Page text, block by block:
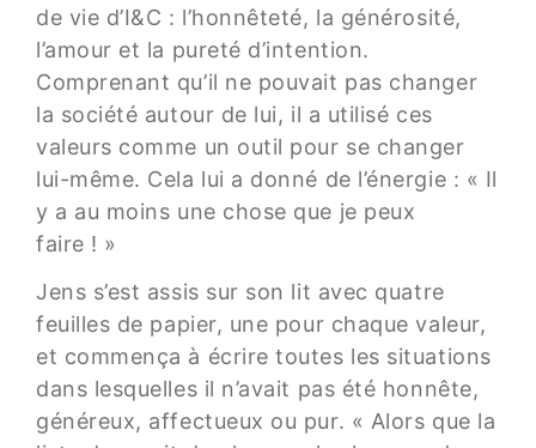
de vie d’I&C : l’honnêteté, la générosité,
l’amour et la pureté d’intention.
Comprenant qu’il ne pouvait pas changer
la société autour de lui, il a utilisé ces
valeurs comme un outil pour se changer
lui-même. Cela lui a donné de l’énergie : « Il
y a au moins une chose que je peux
faire ! »
Jens s’est assis sur son lit avec quatre
feuilles de papier, une pour chaque valeur,
et commença à écrire toutes les situations
dans lesquelles il n’avait pas été honnête,
généreux, affectueux ou pur. « Alors que la